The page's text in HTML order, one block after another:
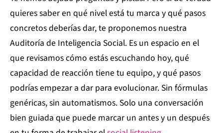
quieres saber en qué nivel está tu marca y qué pasos
concretos deberías dar, te proponemos nuestra
Auditoría de Inteligencia Social. Es un espacio en el
que revisamos cómo estás escuchando hoy, qué
capacidad de reacción tiene tu equipo, y qué pasos
podrías empezar a dar para evolucionar. Sin fórmulas
genéricas, sin automatismos. Solo una conversación
bien guiada que puede marcar un antes y un después